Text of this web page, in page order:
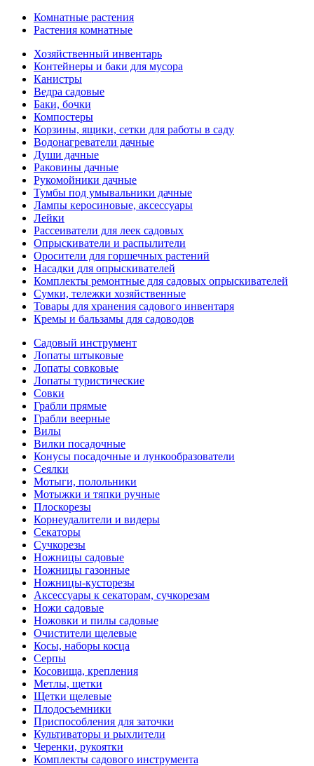
Комнатные растения
Растения комнатные
Хозяйственный инвентарь
Контейнеры и баки для мусора
Канистры
Ведра садовые
Баки, бочки
Компостеры
Корзины, ящики, сетки для работы в саду
Водонагреватели дачные
Души дачные
Раковины дачные
Рукомойники дачные
Тумбы под умывальники дачные
Лампы керосиновые, аксессуары
Лейки
Рассеиватели для леек садовых
Опрыскиватели и распылители
Оросители для горшечных растений
Насадки для опрыскивателей
Комплекты ремонтные для садовых опрыскивателей
Сумки, тележки хозяйственные
Товары для хранения садового инвентаря
Кремы и бальзамы для садоводов
Садовый инструмент
Лопаты штыковые
Лопаты совковые
Лопаты туристические
Совки
Грабли прямые
Грабли веерные
Вилы
Вилки посадочные
Конусы посадочные и лункообразователи
Сеялки
Мотыги, полольники
Мотыжки и тяпки ручные
Плоскорезы
Корнеудалители и видеры
Секаторы
Сучкорезы
Ножницы садовые
Ножницы газонные
Ножницы-кусторезы
Аксессуары к секаторам, сучкорезам
Ножи садовые
Ножовки и пилы садовые
Очистители щелевые
Косы, наборы косца
Серпы
Косовища, крепления
Метлы, щетки
Щетки щелевые
Плодосъемники
Приспособления для заточки
Культиваторы и рыхлители
Черенки, рукоятки
Комплекты садового инструмента